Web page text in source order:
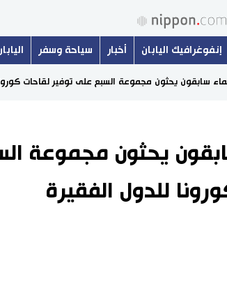
إنفوغرافيك اليابان أخبار سياحة وسفر
سابقون يحثون مجموعة السبع على توفير لقاحات
يحثون مجموعة
للدول الفقيرة